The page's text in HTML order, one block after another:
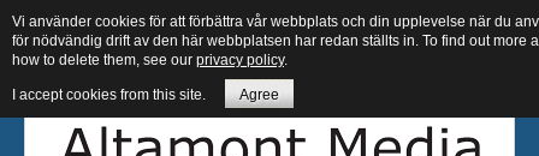
Vi använder cookies för att förbättra vår webbplats och din upplevelse när du
för nödvändig drift av den här webbplatsen har redan ställts in. To find out more
how to delete them, see our privacy policy.
I accept cookies from this site. Agree